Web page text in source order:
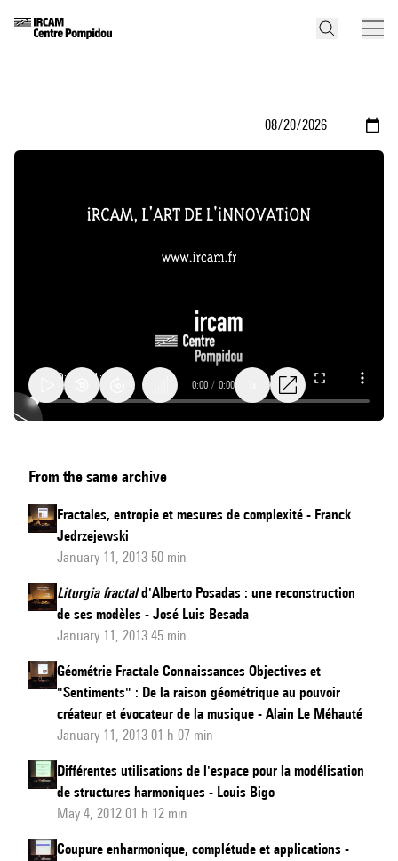
et
esthétique
musicale
0:00 / 0:00
From the same archive
Fractales, entropie et mesures de complexité - Franck
Jedrzejewski
January 11, 2013 50 min
Liturgia fractald'Alberto Posadas : une reconstruction
de ses modèles - José Luis Besada
January 11, 2013 45 min
Géométrie Fractale Connaissances Objectives et
"Sentiments" : De la raison géométrique au pouvoir
créateur et évocateur de la musique - Alain Le Méhauté
January 11, 2013 01 h 07 min
Différentes utilisations de l'espace pour la modélisation
de structures harmoniques - Louis Bigo
May 4, 2012 01 h 12 min
Coupure enharmonique, complétude et applications -